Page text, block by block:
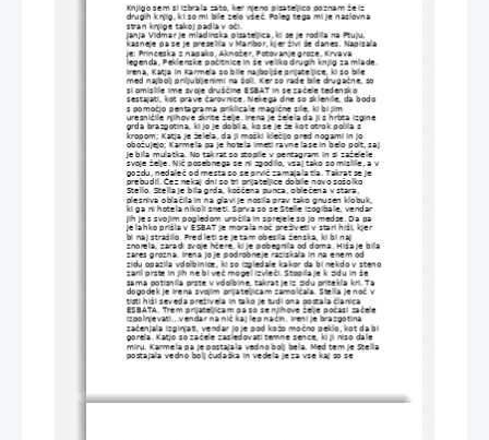
Knjigo sem si izbrala zato, ker njeno pisateljico poznam že iz
drugih knjig, ki so mi bile zelo všeč. Poleg tega mi je naslovna
stran knjige takoj padla v oči.
Janja Vidmar je mladinska pisateljica, ki se je rodila na Ptuju,
kasneje pa se je preselila v Maribor, kjer živi še danes. Napisala
je: Princeska z napako, Aknožer, Potovanje groze, Krvava
legenda, Peklenske počitnice in še veliko drugih knjig za mlade.
Irena, Katja in Karmela so bile najboljše prijateljice, ki so bile
med najbolj priljubljenimi na šoli. Ker so rade bile drugačne, so
si omislile ime svoje druščine ESBAT in se začele tedensko
sestajati, kot prave čarovnice. Nekega dne so sklenile, da bodo
s pomočjo pentagrama priklicale magične sile, ki bi jim
uresničile njihove skrite želje. Irena je želela da ji s hrbta izgine
grda brazgotina, ki jo je dobila, ko se je že kot otrok polila s
kropom; Katja je želela, da ji moški klečijo pred nogami in jo
obožujejo; Karmela pa je hotela imeti ravne lase in belo polt, saj
je bila mulatka. No takrat so stopile v pentagram in si zaželele
svoje želje. Nič posebnega se ni zgodilo, vsaj tako so mislile, a v
gozdu, nedaleč od mesta so se prvič zamajala tla. Takrat se je
prebudil. Čez nekaj dni so tri prijateljice dobile novo sošolko
Stello. Stella je bila grda, koščena punca, oblečena v stara,
plesniva oblačila in na glavi je nosila prav tako gnusen klobuk,
ki ga ni hotela nikoli sneti. Sprva so se Stelle izogibale, vendar
jih je s svojim pogledom uročila in sprejele so jo medse. Da pa
je lahko prišla v ESBAT je morala noč preživeti v stari hiši, kjer
bi naj strašilo. Pred leti se je tam obesila ženska, ki bi naj
znorela, zaradi svoje hčere, ki je pobegnila od doma. Hiša je bila
zares grozna. Irena jo je podrobneje raziskala in na enem od
zidu opazila vdolbinice, ki so izgledale kakor da bi nekdo v steno
zaril prste in jih ne bi več mogel izvleči. Stopila je k zidu in še
sama potisnila prste v vdolbine, takrat je iz zidu pritekla kri. Ta
dogodek je Irena svojim prijateljicam zamolčala. Stella je noč v
tisti hiši seveda preživela in tako je tudi ona postala članica
ESBATA. Trem prijateljicam pa so se njihove želje počasi začele
izpolnjevati...vendar na nič kaj lep način. Ireni je brazgotina
začenjala izginjati, vendar jo je pod kožo močno peklo, kot da bi
gorela. Katjo so začele zasledovati temne sence, ki ji niso dale
miru. Karmela pa je postajala vedno bolj bela. Med tem je Stella
postajala vedno bolj čudaška in vedela je za vse kaj so se